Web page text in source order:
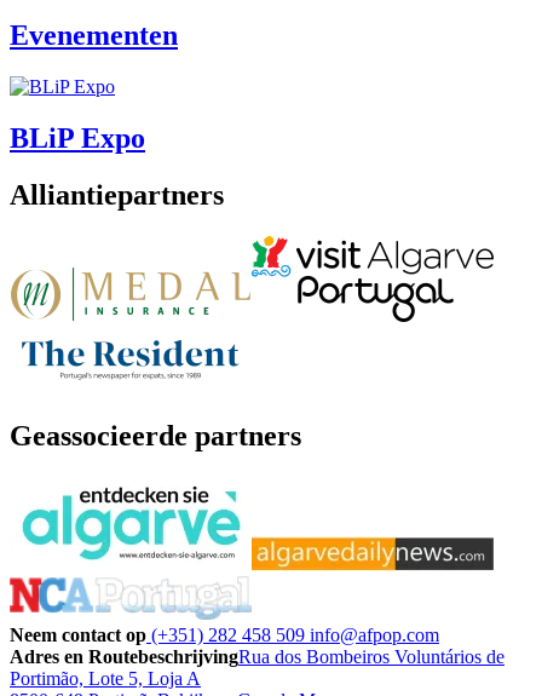
Evenementen
BLiP Expo
Alliantiepartners
Geassocieerde partners
Neem contact op (+351) 282 458 509 info@afpop.com
Adres en RoutebeschrijvingRua dos Bombeiros Voluntários de
Portimão, Lote 5, Loja A